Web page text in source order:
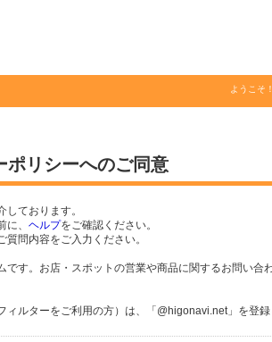
ようこそ！
ポリシーへのご同意
しております。
、 ヘルプをご確認ください。
質問内容をご入力ください。
す。お店・スポットの営業や商品に関するお問い合
ルターをご利用の方）は、「@higonavi.net」を登録